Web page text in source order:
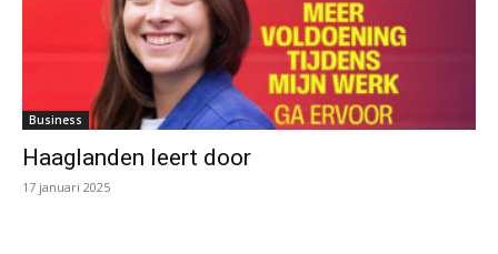
Business
Haaglanden leert door
17 januari 2025